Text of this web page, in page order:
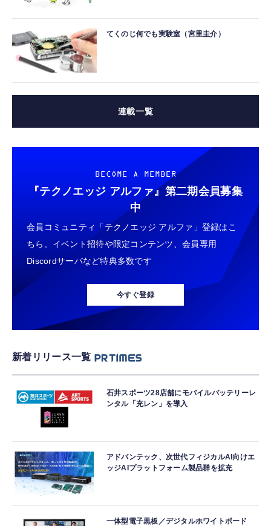
てくのじ何でも実験室（宮里圭介）
連載一覧
BECOME A MEMBER
『テクノエッジ アルファ』 第二期会員募集
中
会員コミュニティ「テクノエッジ アルファ」登録はこ
ちら。イベント招待や限定コンテンツ、会員専用
Discordサーバなど特典多数です
今すぐ登録
新着リリース一覧
石井スポーツ28店舗にモバイルバッテリーレ
ンタル「充レン」を導入
アドバンテック、次世代フィジカルAI向けエ
ッジAIプラットフォーム製品群を拡充
一体型電子黒板／デジタルホワイトボード